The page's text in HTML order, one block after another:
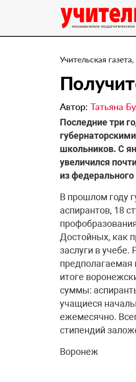
Учительская
Автор: Татьяна
Последние три
школьников. С
увеличился
из
В прошлом году
аспирантов, 18
Достойных, как
заслуги в
итоге
суммы:
учащиеся
ежемесячно.
стипендий
Воронеж